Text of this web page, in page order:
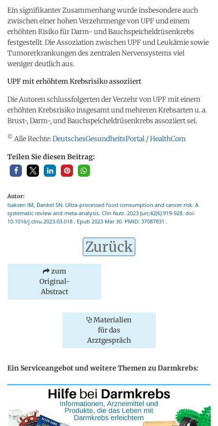
Ein signifikanter Zusammenhang wurde insbesondere auch
zwischen einer hohen Verzehrmenge von UPF und einem
erhöhten Risiko für Darm- und Bauchspeicheldrüsenkrebs
festgestellt. Die Assoziation zwischen UPF und Leukämie sowie
Tumorerkrankungen des zentralen Nervensystems viel
weniger deutlich aus.
UPF mit erhöhtem Krebsrisiko assoziiert
Die Autoren schlussfolgerten der Verzehr von UPF mit einem
erhöhten Krebsrisiko insgesamt und mehreren Krebsarten u. a.
Brust-, Darm-, und Bauchspeicheldrüsenkrebs assoziiert sei.
© Alle Rechte:DeutschesGesundheitsPortal / HealthCom
Teilen Sie diesen Beitrag:
Autor:
Isaksen IM, Dankel SN. Ultra-processed food consumption and cancer risk: A
systematic review and meta-analysis. Clin Nutr. 2023 Jun;42(6):919-928. doi:
10.1016/j.clnu.2023.03.018 . Epub 2023 Mar 30. PMID: 37087831 .
Zurück
zum
Original-
Abstract
Materialien
für das
Arztgespräch
Ein Serviceangebot und weitere Themen zu Darmkrebs: